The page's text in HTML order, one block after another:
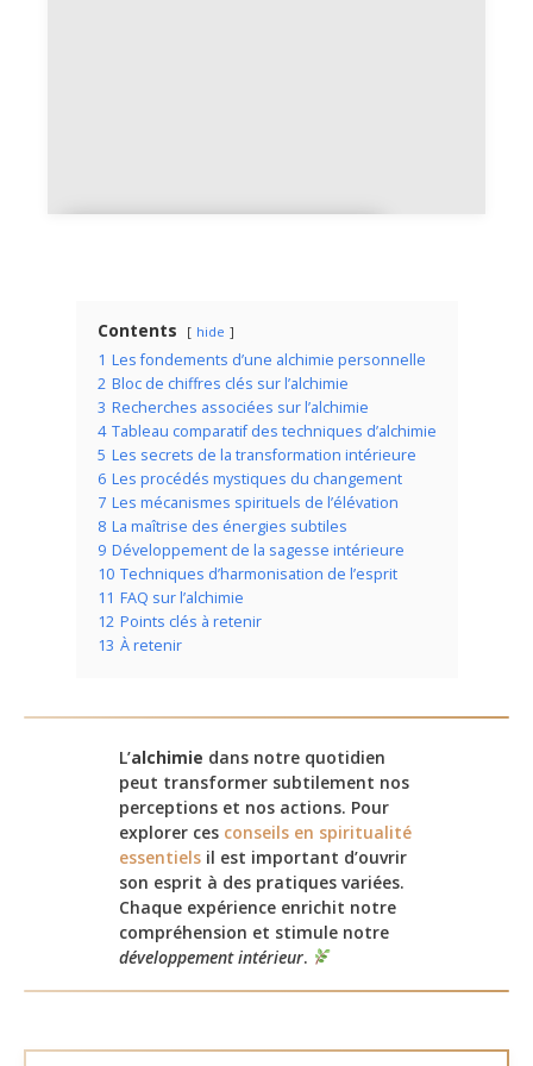
Contents hide
1 Les fondements d’une alchimie personnelle
2 Bloc de chiffres clés sur l’alchimie
3 Recherches associées sur l’alchimie
4 Tableau comparatif des techniques d’alchimie
5 Les secrets de la transformation intérieure
6 Les procédés mystiques du changement
7 Les mécanismes spirituels de l’élévation
8 La maîtrise des énergies subtiles
9 Développement de la sagesse intérieure
10 Techniques d’harmonisation de l’esprit
11 FAQ sur l’alchimie
12 Points clés à retenir
13 À retenir
L’alchimie dans notre quotidien
peut transformer subtilement nos
perceptions et nos actions. Pour
explorer ces conseils en spiritualité
essentiels il est important d’ouvrir
son esprit à des pratiques variées.
Chaque expérience enrichit notre
compréhension et stimule notre
développement intérieur.